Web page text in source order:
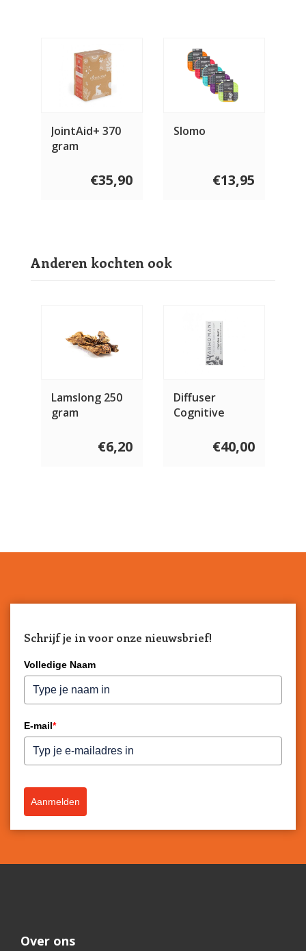
JointAid+ 370
gram
€35,90
Slomo
€13,95
Anderen kochten ook
Lamslong 250
gram
€6,20
Diffuser
Cognitive
€40,00
Schrijf je in voor onze nieuwsbrief!
Volledige Naam
E-mail*
Aanmelden
Over ons